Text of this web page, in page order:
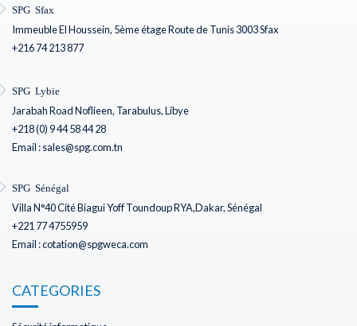
SPG Sfax
Immeuble El Houssein, 5ème étage Route de Tunis 3003 Sfax
+216 74 213 877
SPG Lybie
Jarabah Road Noflieen, Tarabulus, Libye
+218 (0) 9 44 58 44 28
Email : sales@spg.com.tn
SPG Sénégal
Villa N°40 Cité Biagui Yoff Toundoup RYA,Dakar, Sénégal
+221 77 4755959
Email : cotation@spgweca.com
CATEGORIES